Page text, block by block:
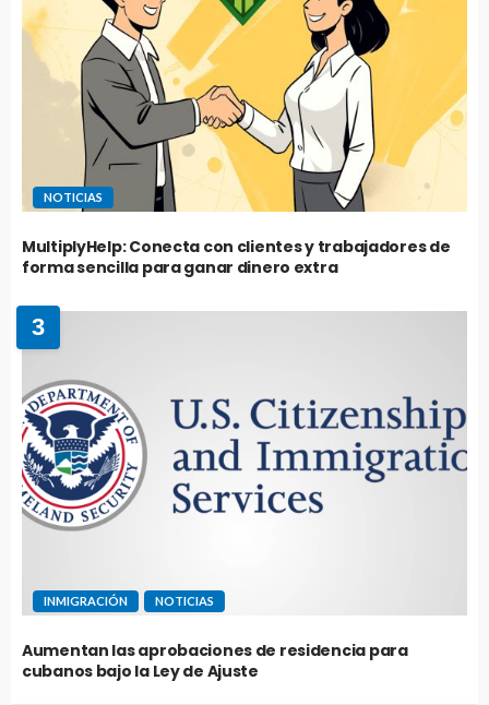
NOTICIAS
MultiplyHelp: Conecta con clientes y trabajadores de
forma sencilla para ganar dinero extra
3
INMIGRACIÓN NOTICIAS
Aumentan las aprobaciones de residencia para
cubanos bajo la Ley de Ajuste